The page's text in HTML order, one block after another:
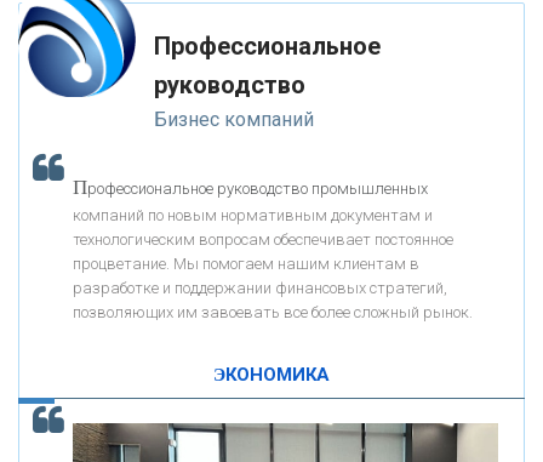
«ЗАПСИБКОМБАНК»
«РОСЕВРОБАНК»
«ПРЕСС-СЛУЖБА ВТБ24»
«АВТОГРАДБАНК»
ОНАС
К ак Система быстрых платежей за пять лет
Профессиональное
руководство
Бизнес компаний
Профессиональное руководство промышленных
компаний по новым нормативным документам и
технологическим вопросам обеспечивает постоянное
процветание. Мы помогаем нашим клиентам в
разработке и поддержании финансовых стратегий,
позволяющих им завоевать все более сложный рынок.
ЭКОНОМИКА